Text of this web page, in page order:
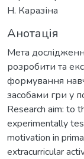
Н. Каразіна
Анотація
Мета
розробити та
формування
засобами гри у
Research aim: to
experimentally
motivation in
extracurricular